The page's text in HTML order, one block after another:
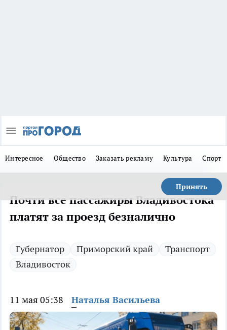
Интересное Общество Заказать рекламу Культура Спорт
Принять
Почти все пассажиры Владивостока
платят за проезд безналично
Губернатор Приморский край
Транспорт
Владивосток
11 мая 05:38 Наталья Васильева